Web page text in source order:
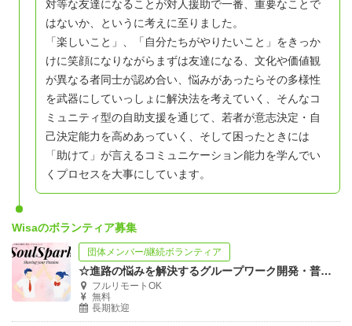
対等な友達になることが対人援助で一番、重要なことで
はないか、というに考えに至りました。
「楽しいこと」、「自分たちがやりたいこと」をきっか
けに笑顔になりながらまずは友達になる、文化や価値観
が異なる者同士が認め合い、悩みがあったらその多様性
を武器にしていっしょに解決法を考えていく、そんなコ
ミュニティ型の自助支援を通じて、若者が意志決定・自
己決定能力を高めあっていく、そして困ったときには
「助けて」が言えるコミュニケーション能力を学んでい
くプロセスを大事にしています。
Wisaのボランティア募集
団体メンバー/継続ボランティア
☆進路の悩みを解決するグループワーク開発・普及ボランティア募集☆
フルリモートOK
無料
長期歓迎